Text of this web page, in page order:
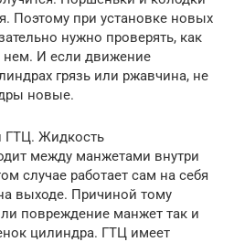
Поэтому при установке новых
нужно проверять, как
нем. И если движение
грязь или ржавчина, не
новые.
ГТЦ. Жидкость
между манжетами внутри
случае работает сам на себя
выходе. Причиной тому
повреждение манжет так и
цилиндра. ГТЦ имеет